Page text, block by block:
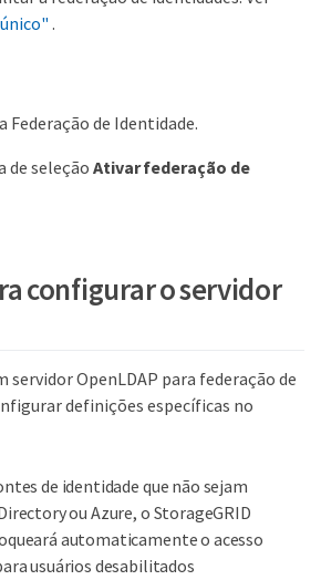
.
Federação de Identidade.
de seleção Ativar federação de
configurar o servidor
servidor OpenLDAP para federação de
definições específicas no
de identidade que não sejam
ou Azure, o StorageGRID
automaticamente o acesso
usuários desabilitados